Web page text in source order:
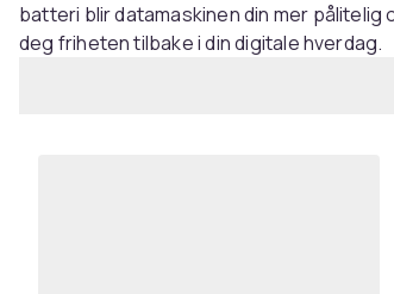
batteri blir datamaskinen din mer pålitelig
deg friheten tilbake i din digitale hverdag.